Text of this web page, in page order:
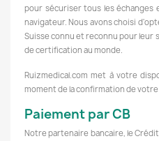
pour sécuriser tous les
navigateur. Nous avons choisi
Suisse connu et reconnu pour
de certification au monde.
Ruizmedical.com met à votre
moment de la confirmation de votre
Paiement par CB
Notre partenaire bancaire, le